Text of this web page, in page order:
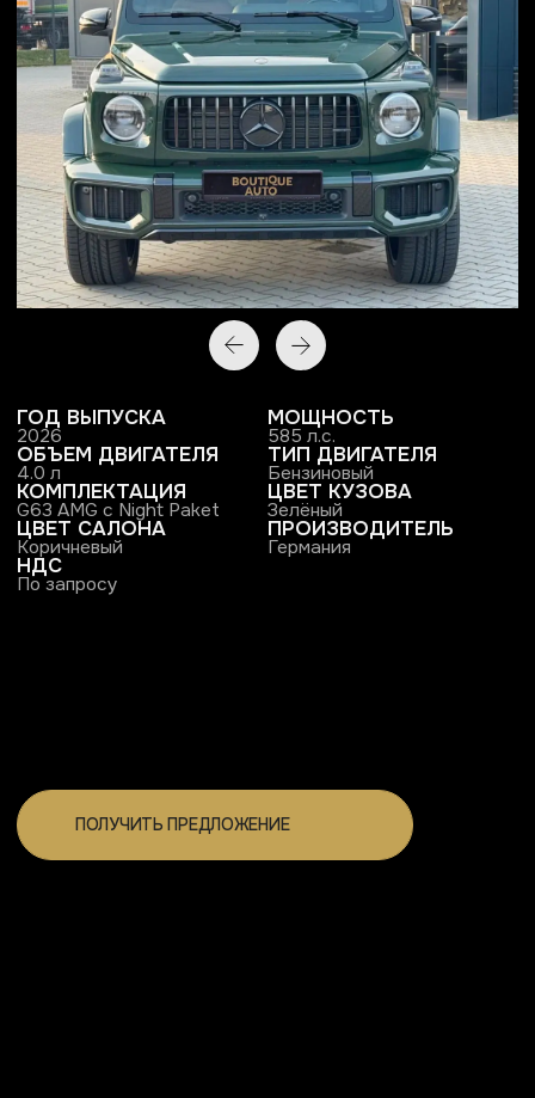
ГОД ВЫПУСКА
2026
МОЩНОСТЬ
585 л.с.
ОБЪЕМ ДВИГАТЕЛЯ
4.0 л
ТИП ДВИГАТЕЛЯ
Бензиновый
КОМПЛЕКТАЦИЯ
G63 AMG с Night Paket
ЦВЕТ КУЗОВА
Зелёный
ЦВЕТ САЛОНА
Коричневый
ПРОИЗВОДИТЕЛЬ
Германия
НДС
По запросу
ПОЛУЧИТЬ ПРЕДЛОЖЕНИЕ